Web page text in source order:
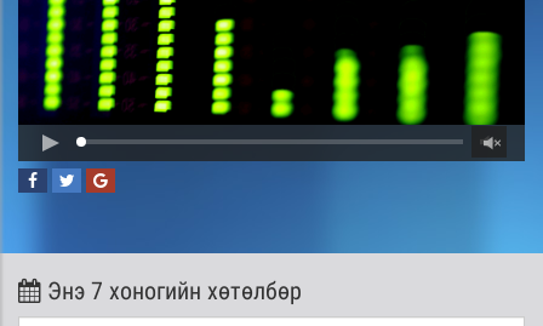
Энэ 7 хоногийн хөтөлбөр